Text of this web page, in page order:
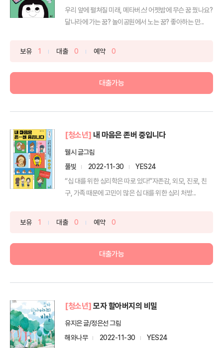
우리 앞에 펼쳐질 미래, 메타버스! 어젯밤에 무슨 꿈 꿨나요?
달나라에 가는 꿈? 놀이공원에서 노는 꿈? 좋아하는 만...
보유 1 대출 0 예약 0
대출가능
[청소년] 내 마음은 존버 중입니다
웰시 글그림
풀빛
2022-11-30
YES24
“십 대를 위한 심리학은 따로 있다!”자존감, 외모, 진로, 친
구, 가족 때문에 고민이 많은 십 대를 위한 심리 처방...
보유 1 대출 0 예약 0
대출가능
[청소년] 모자 할아버지의 비밀
유지은 글/정은선 그림
해와나무
2022-11-30
YES24